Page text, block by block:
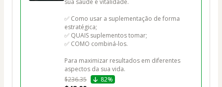
sua saúde e vitalidade.
✅ Como usar a suplementação de forma
estratégica;
✅ QUAIS suplementos tomar;
✅ COMO combiná-los.
Para maximizar resultados em diferentes
aspectos da sua vida.
$236.35
82%